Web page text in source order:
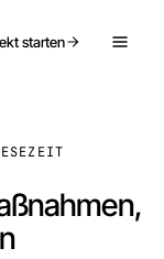
starten